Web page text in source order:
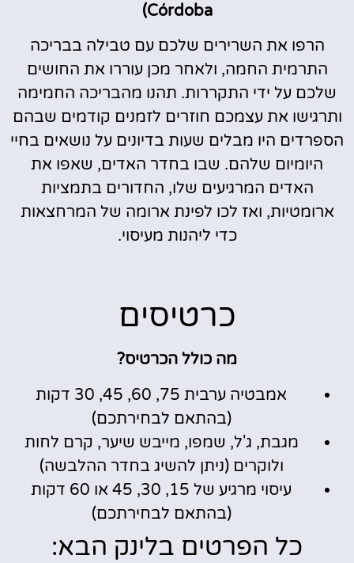
Córdoba)
הרפו את השרירים שלכם עם טבילה בבריכה
התרמית החמה, ולאחר מכן עוררו את החושים
שלכם על ידי התקררות. תהנו מהבריכה החמימה
ותרגישו את עצמכם חוזרים לזמנים קודמים שבהם
הספרדים היו מבלים שעות בדיונים על נושאים בחיי
היומיום שלהם. שבו בחדר האדים, שאפו את
האדים המרגיעים שלו, החדורים בתמציות
ארומטיות, ואז לכו לפינת ארומה של המרחצאות
כדי ליהנות מעיסוי.
כרטיסים
מה כולל הכרטיס?
אמבטיה ערבית 75, 60, 45, 30 דקות
(בהתאם לבחירתכם)
מגבת, ג'ל, שמפו, מייבש שיער, קרם לחות
ולוקרים (ניתן להשיג בחדר ההלבשה)
עיסוי מרגיע של 15, 30, 45 או 60 דקות
(בהתאם לבחירתכם)
כל הפרטים בלינק הבא: